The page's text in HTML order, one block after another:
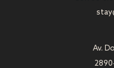
Av.